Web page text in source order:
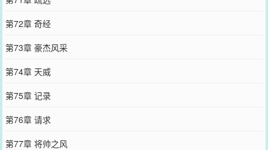
第72章 奇经
第73章 豪杰风采
第74章 天威
第75章 记录
第76章 请求
第77章 将帅之风